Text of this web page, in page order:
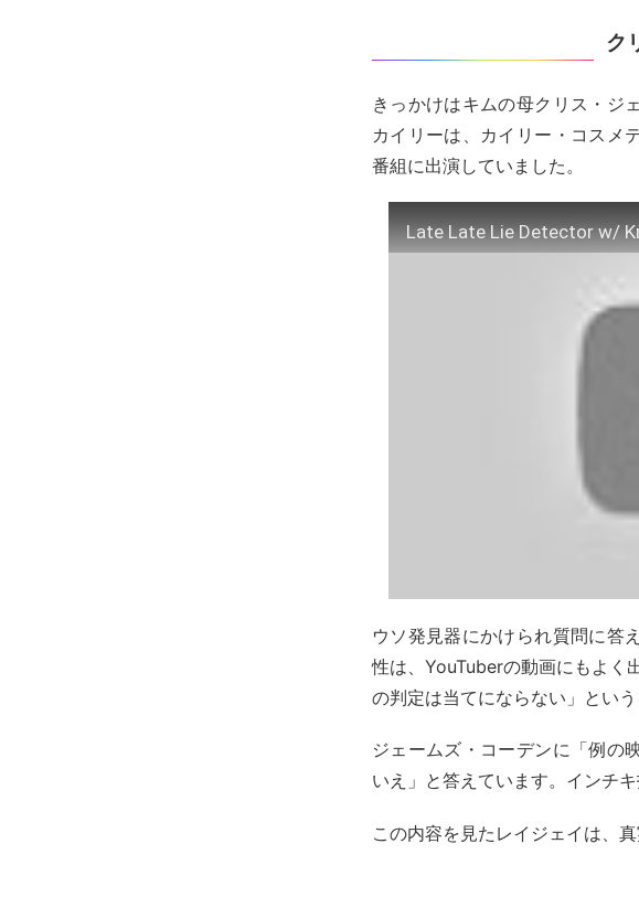
ク
きっかけはキムの母クリス・ジ
カイリーは、カイリー・コスメ
番組に出演していました。
Late Late Lie Detector w/
ウソ発見器にかけられ質問に答
性は、YouTuberの動画にもよく
の判定は当てにならない」という
ジェームズ・コーデンに「例の
いえ」と答えています。インチ
この内容を見たレイジェイは、